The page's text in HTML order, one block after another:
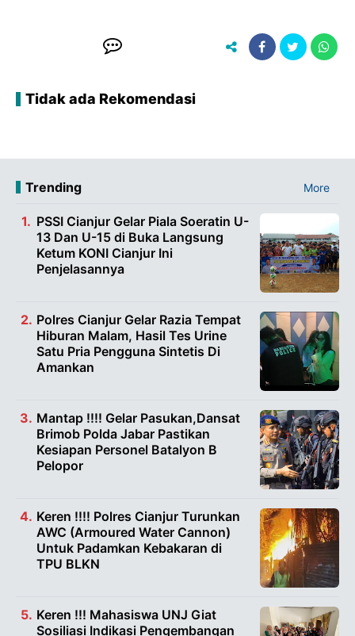
Tidak ada Rekomendasi
Trending More
PSSI Cianjur Gelar Piala Soeratin U-
13 Dan U-15 di Buka Langsung
Ketum KONI Cianjur Ini
Penjelasannya
Polres Cianjur Gelar Razia Tempat
Hiburan Malam, Hasil Tes Urine
Satu Pria Pengguna Sintetis Di
Amankan
Mantap !!!! Gelar Pasukan,Dansat
Brimob Polda Jabar Pastikan
Kesiapan Personel Batalyon B
Pelopor
Keren !!!! Polres Cianjur Turunkan
AWC (Armoured Water Cannon)
Untuk Padamkan Kebakaran di
TPU BLKN
Keren !!! Mahasiswa UNJ Giat
Sosiliasi Indikasi Pengembangan